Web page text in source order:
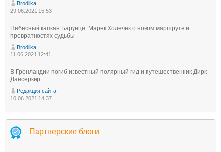
Brodilka
29.06.2021 15:53
Небесный капкан Барунце: Марек Холечек о новом маршруте и
превратностях судьбы
Brodilka
11.06.2021 12:41
В Гренландии погиб известный полярный гид и путешественник Дирк
Дансеркер
Редакция сайта
10.06.2021 14:37
Партнерские блоги